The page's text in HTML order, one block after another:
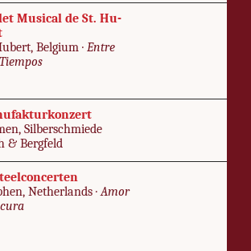
Mu­si­cal de St. Hu­
Bel­gium · En­tre
Sil­ber­schmiede
& Bergfeld
Nether­lands ·Amor